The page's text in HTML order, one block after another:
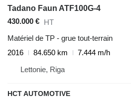
Tadano Faun ATF100G-4
430.000 € HT
Matériel de TP - grue tout-terrain
2016
84.650 km
7.444 m/h
Lettonie, Riga
HCT AUTOMOTIVE